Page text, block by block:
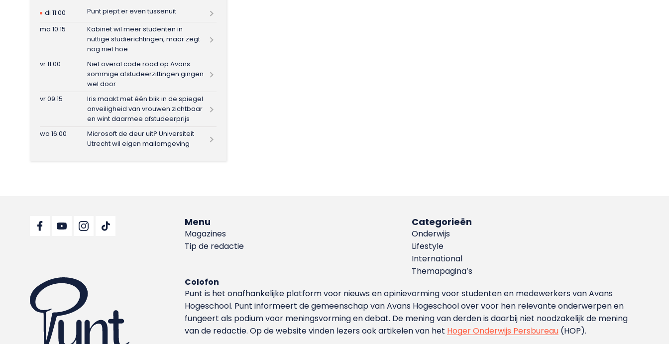
di 11:00
Punt piept er even tussenuit
ma 10:15
Kabinet wil meer studenten in
nuttige studierichtingen, maar zegt
nog niet hoe
vr 11:00
Niet overal code rood op Avans:
sommige afstudeerzittingen gingen
wel door
vr 09:15
Iris maakt met één blik in de spiegel
onveiligheid van vrouwen zichtbaar
en wint daarmee afstudeerprijs
wo 16:00
Microsoft de deur uit? Universiteit
Utrecht wil eigen mailomgeving
Menu
Magazines
Tip de redactie
Categorieën
Onderwijs
Lifestyle
International
Themapagina’s
Colofon
Punt is het onafhankelijke platform voor nieuws en opinievorming voor studenten en medewerkers van Avans
Hoge­school. Punt informeert de gemeenschap van Avans Hogeschool over voor hen relevante onderwerpen en
fungeert als podium voor meningsvorming en debat. De mening van derden is daarbij niet noodzakelijk de mening
van de redactie. Op de website vinden lezers ook artikelen van het Hoger Onderwijs Persbureau (HOP).